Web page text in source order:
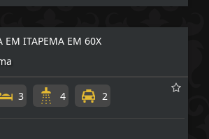
EM ITAPEMA EM 60X